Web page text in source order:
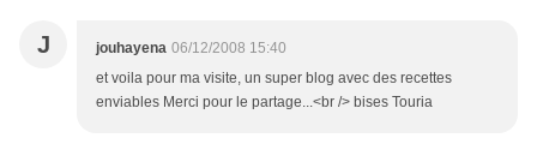
J jouhayena 06/12/2008 15:40
et voila pour ma visite, un super blog avec des recettes
enviables Merci pour le partage...<br /> bises Touria